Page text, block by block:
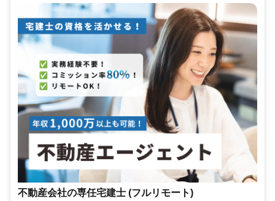
不動産会社の専任宅建士 (フルリモート)